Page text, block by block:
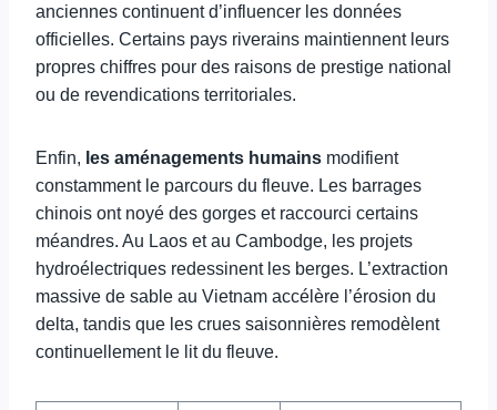
anciennes continuent d’influencer les données
officielles. Certains pays riverains maintiennent leurs
propres chiffres pour des raisons de prestige national
ou de revendications territoriales.
Enfin, les aménagements humains modifient
constamment le parcours du fleuve. Les barrages
chinois ont noyé des gorges et raccourci certains
méandres. Au Laos et au Cambodge, les projets
hydroélectriques redessinent les berges. L’extraction
massive de sable au Vietnam accélère l’érosion du
delta, tandis que les crues saisonnières remodèlent
continuellement le lit du fleuve.